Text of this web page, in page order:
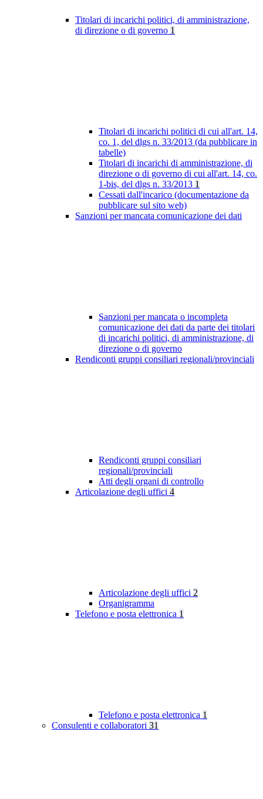
Titolari di incarichi politici, di amministrazione,
di direzione o di governo 1
Titolari di incarichi politici di cui all'art. 14,
co. 1, del dlgs n. 33/2013 (da pubblicare in
tabelle)
Titolari di incarichi di amministrazione, di
direzione o di governo di cui all'art. 14, co.
1-bis, del dlgs n. 33/2013 1
Cessati dall'incarico (documentazione da
pubblicare sul sito web)
Sanzioni per mancata comunicazione dei dati
Sanzioni per mancata o incompleta
comunicazione dei dati da parte dei titolari
di incarichi politici, di amministrazione, di
direzione o di governo
Rendiconti gruppi consiliari regionali/provinciali
Rendiconti gruppi consiliari
regionali/provinciali
Atti degli organi di controllo
Articolazione degli uffici 4
Articolazione degli uffici 2
Organigramma
Telefono e posta elettronica 1
Telefono e posta elettronica 1
Consulenti e collaboratori 31